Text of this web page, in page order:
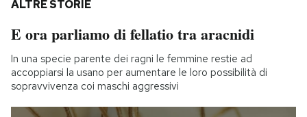
ALTRE STORIE
E ora parliamo di fellatio tra aracnidi
In una specie parente dei ragni le femmine restie ad
accoppiarsi la usano per aumentare le loro possibilità di
sopravvivenza coi maschi aggressivi